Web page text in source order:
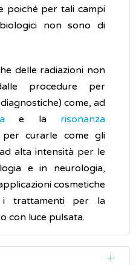
poiché per tali campi
non sono di
delle radiazioni non
procedure per
come, ad
e la risonanza
curarle come gli
alta intensità per le
e in neurologia,
cosmetiche
i trattamenti per la
o con luce pulsata.